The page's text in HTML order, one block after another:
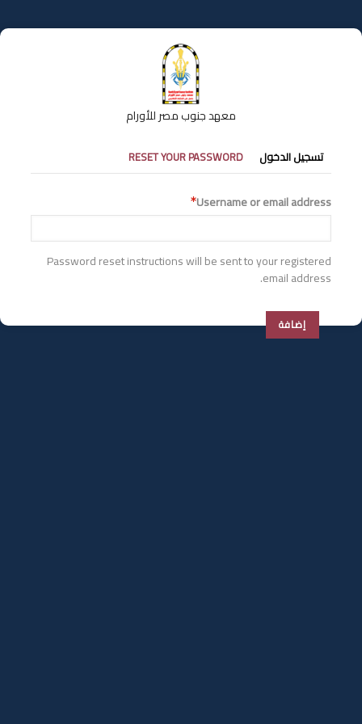
إلى
المحتوى
معهد جنوب مصر للأورام
التبويبات
الأساسية
تسجيل الدخول RESET YOUR PASSWORD
Username or email address
Password reset instructions will be sent to your registered
email address.